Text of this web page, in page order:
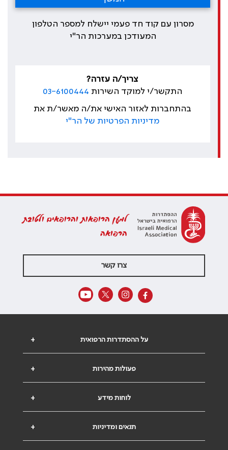
מסרון עם קוד חד פעמי יישלח למספר הטלפון
המעודכן במערכות הר"י
צריך/ה עזרה?
התקשר/י למוקד השירות 03-6100444
בהתחברות לאזור האישי את/ה מאשר/ת את
מדיניות הפרטיות של הר"י
למען הרופאות והרופאים ולטובת
הרפואה
צרו קשר
+ על ההסתדרות הרפואית
+ פעולות מהירות
+ לוחות מידע
+ תנאים ומדיניות